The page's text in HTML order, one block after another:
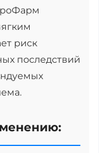
риск
последствий